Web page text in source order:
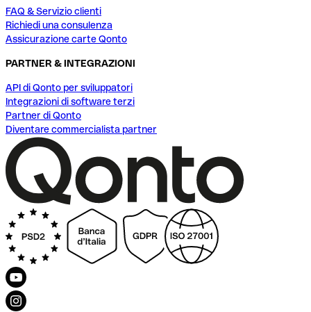
FAQ & Servizio clienti
Richiedi una consulenza
Assicurazione carte Qonto
PARTNER & INTEGRAZIONI
API di Qonto per sviluppatori
Integrazioni di software terzi
Partner di Qonto
Diventare commercialista partner